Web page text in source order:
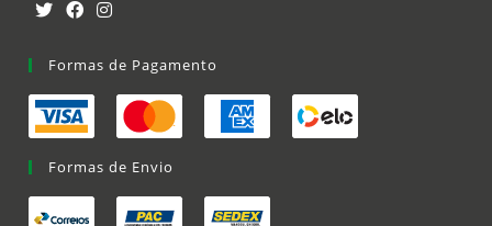
Formas de Pagamento
Formas de Envio